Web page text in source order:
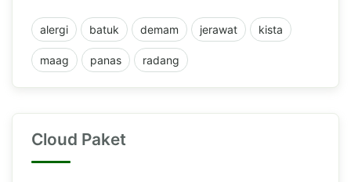
alergi batuk demam jerawat kista
maag panas radang
Cloud Paket